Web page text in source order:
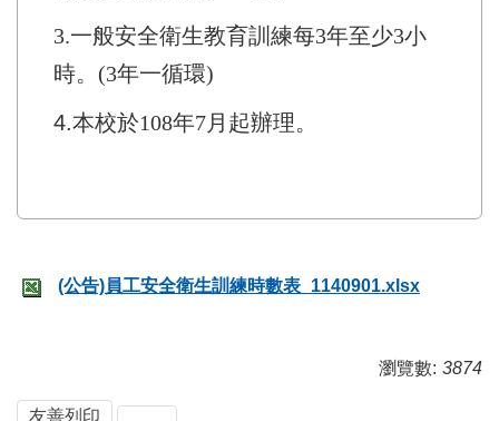
3.一般安全衛生教育訓練每3年至少3小
時。(3年一循環)
4.本校於108年7月起辦理。
(公告)員工安全衛生訓練時數表_1140901.xlsx
瀏覽數: 3874
友善列印